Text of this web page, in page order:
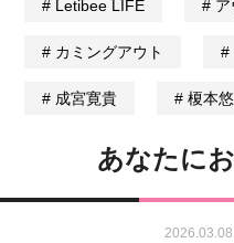
Letibee LIFE ア
カミングアウト
成宮寛貴 榎本
あなたに
2026.03.08